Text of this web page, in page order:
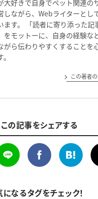
大好きで自身でペット関連の
しながら、Webライターとし
ます。 「読者に寄り添った記
をモットーに、自身の経験な
がら伝わりやすくすることを
この著者
この記事をシェアする
になるタグをチェック！